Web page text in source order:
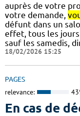
auprès de votre
votre demande,
défunt dans un
effet, tous les jours
sauf les samedis,
18/02/2026 15:25
PAGES
relevance:
En cas de